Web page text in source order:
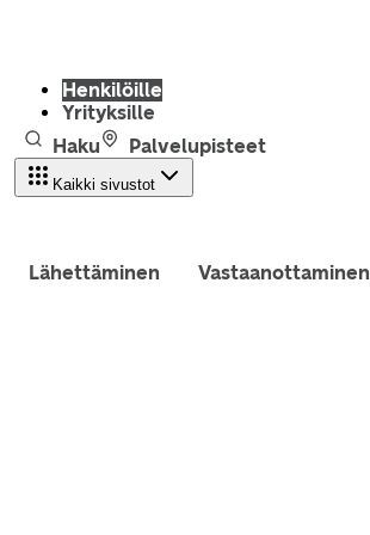
Henkilöille
Yrityksille
Haku
Palvelupisteet
Kaikki sivustot
Lähettäminen Vastaanottaminen